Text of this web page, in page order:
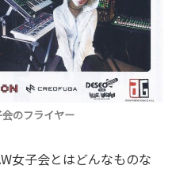
のフライヤー
女子会とはどんなものな